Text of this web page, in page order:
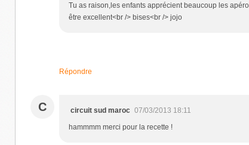
Tu as raison,les enfants apprécient beaucoup les
être excellent<br /> bises<br /> jojo
Répondre
C circuit sud maroc 07/03/2013 18:11
hammmm merci pour la recette !